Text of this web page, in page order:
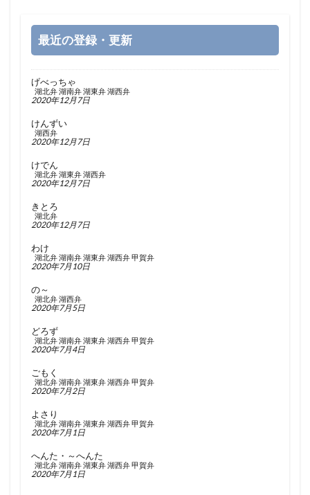
最近の登録・更新
げべっちゃ
湖北弁湖南弁湖東弁湖西弁
2020年12月7日
けんずい
湖西弁
2020年12月7日
けでん
湖北弁湖東弁湖西弁
2020年12月7日
きとろ
湖北弁
2020年12月7日
わけ
湖北弁湖南弁湖東弁湖西弁甲賀弁
2020年7月10日
の～
湖北弁湖西弁
2020年7月5日
どろず
湖北弁湖南弁湖東弁湖西弁甲賀弁
2020年7月4日
ごもく
湖北弁湖南弁湖東弁湖西弁甲賀弁
2020年7月2日
よさり
湖北弁湖南弁湖東弁湖西弁甲賀弁
2020年7月1日
へんた・～へんた
湖北弁湖南弁湖東弁湖西弁甲賀弁
2020年7月1日